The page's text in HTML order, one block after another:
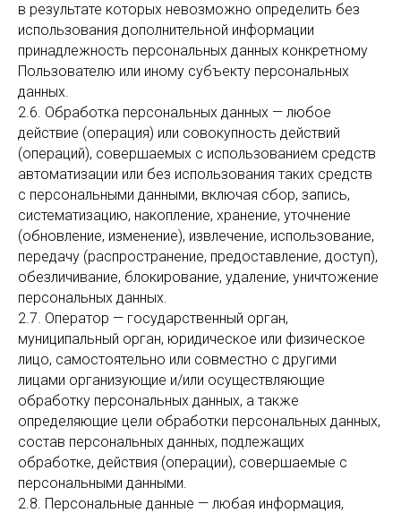
в результате которых невозможно определить без
использования дополнительной информации
принадлежность персональных данных конкретному
Пользователю или иному субъекту персональных
данных.
2.6. Обработка персональных данных — любое
действие (операция) или совокупность действий
(операций), совершаемых с использованием средств
автоматизации или без использования таких средств
с персональными данными, включая сбор, запись,
систематизацию, накопление, хранение, уточнение
(обновление, изменение), извлечение, использование,
передачу (распространение, предоставление, доступ),
обезличивание, блокирование, удаление, уничтожение
персональных данных.
2.7. Оператор — государственный орган,
муниципальный орган, юридическое или физическое
лицо, самостоятельно или совместно с другими
лицами организующие и/или осуществляющие
обработку персональных данных, а также
определяющие цели обработки персональных данных,
состав персональных данных, подлежащих
обработке, действия (операции), совершаемые с
персональными данными.
2.8. Персональные данные — любая информация,